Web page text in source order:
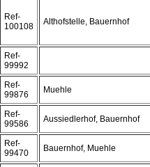
Ref-
100108
Althofstelle, Bauernhof
Ref-
99992
Ref-
99876
Muehle
Ref-
99586
Aussiedlerhof, Bauernhof
Ref-
99470
Bauernhof, Muehle